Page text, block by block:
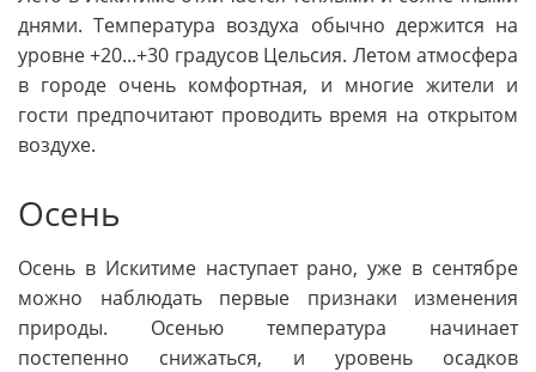
днями. Температура воздуха обычно держится на
уровне +20...+30 градусов Цельсия. Летом атмосфера
в городе очень комфортная, и многие жители и
гости предпочитают проводить время на открытом
воздухе.
Осень
Осень в Искитиме наступает рано, уже в сентябре
можно наблюдать первые признаки изменения
природы. Осенью температура начинает
постепенно снижаться, и уровень осадков